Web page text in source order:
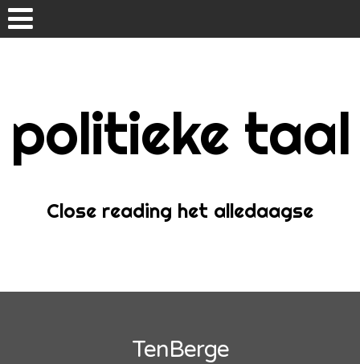
Home
Over
politieke taal
Close reading het alledaagse
TenBerge